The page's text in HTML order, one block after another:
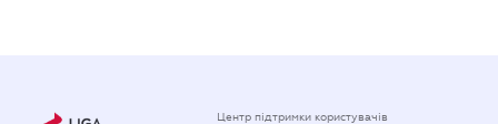
Центр підтримки користувачів